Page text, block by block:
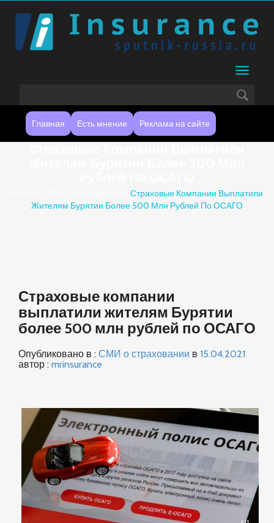
Главная Есть мнение Реклама на сайте
/Страховые Компании Выплатили
Жителям Бурятии Более 500 Млн Рублей По ОСАГО
Страховые компании
выплатили жителям Бурятии
более 500 млн рублей по ОСАГО
Опубликовано в : СМИ о страховании в 15.04.2021
автор : mrinsurance